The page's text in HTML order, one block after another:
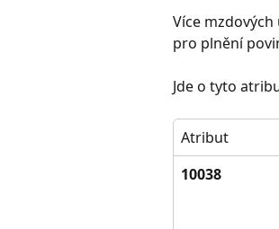
Více
pro plnění
Jde o tyto
Atribut
10038